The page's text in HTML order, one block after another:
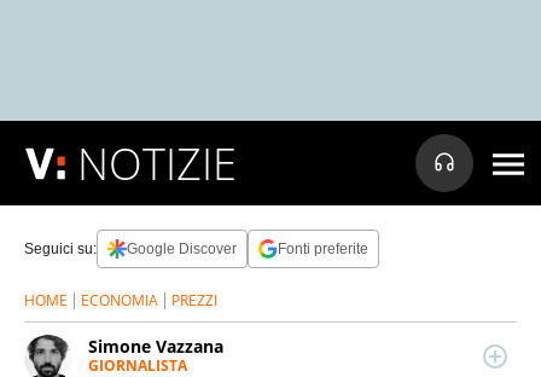
NOTIZIE
Seguici su: Google Discover Fonti preferite
HOME ECONOMIA PREZZI
Simone Vazzana
GIORNALISTA